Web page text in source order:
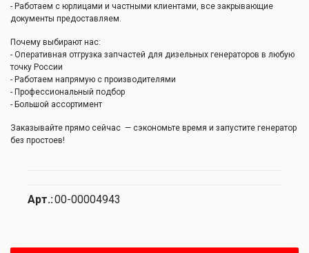
- Работаем с юрлицами и частными клиентами, все закрывающие
документы предоставляем.
Почему выбирают нас:
- Оперативная отгрузка запчастей для дизельных генераторов в любую
точку России
- Работаем напрямую с производителями
- Профессиональный подбор
- Большой ассортимент
Заказывайте прямо сейчас — сэкономьте время и запустите генератор
без простоев!
Арт.:00-00004943